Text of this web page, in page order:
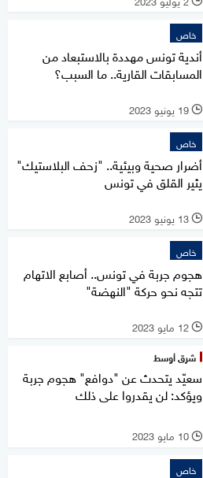
خاص
أندية تونس مهددة بالاستبعاد من
المسابقات القارية.. ما السبب؟
l 19 يونيو 2023
خاص
أضرار صحية وبيئية.. "زحف البلاستيك"
يثير القلق في تونس
l 13 يونيو 2023
خاص
هجوم جربة في تونس.. أصابع الاتهام
تتجه نحو حركة "النهضة"
l 12 مايو 2023
شرق أوسط
سعيّد يتحدث عن "دوافع" هجوم جربة
ويؤكد: لن يقدروا على ذلك
l 10 مايو 2023
خاص